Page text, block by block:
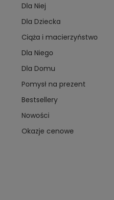
Dla Niej
Dla Dziecka
Ciąża i macierzyństwo
Dla Niego
Dla Domu
Pomysł na prezent
Bestsellery
Nowości
Okazje cenowe
Kolanówki
damskie